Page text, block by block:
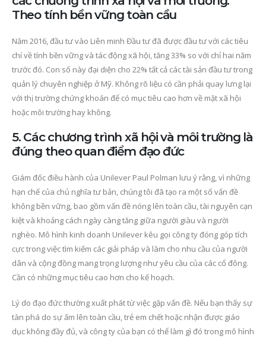
Theo tính bền vững toàn cầu
Năm 2016, đầu tư vào Liên minh Đầu tư đã được đầu tư với các tiêu
chí về tính bền vững và tác động xã hội, tăng 33% so với chỉ hai năm
trước đó. Con số này đại diện cho 22% tất cả các tài sản đầu tư trong
quản lý chuyên nghiệp ở Mỹ. Không rõ liệu có cần phải quay lưng lại
với thị trường chứng khoán để có mục tiêu cao hơn về mặt xã hội
hoặc môi trường hay không.
5. Các chương trình xã hội và môi trường là
đúng theo quan điểm đạo đức
Giám đốc điều hành của Unilever Paul Polman lưu ý rằng, vì những
hạn chế của chủ nghĩa tư bản, chúng tôi đã tạo ra một số vấn đề
không bền vững, bao gồm vấn đề nóng lên toàn cầu, tài nguyên cạn
kiệt và khoảng cách ngày càng tăng giữa người giàu và người
nghèo. Mô hình kinh doanh Unilever kêu gọi công ty đóng góp tích
cực trong việc tìm kiếm các giải pháp và làm cho nhu cầu của người
dân và cộng đồng mang trọng lượng như yêu cầu của các cổ đông.
Cần có những mục tiêu cao hơn cho kế hoạch.
Lý do đạo đức thường xuất phát từ việc gặp vấn đề. Nếu bạn thấy sự
tàn phá do sự ấm lên toàn cầu, trẻ em chết hoặc nhận được giáo
dục không đầy đủ, và công ty của bạn có thể làm gì đó trong mô hình